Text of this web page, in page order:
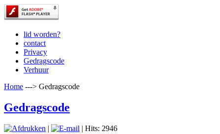
lid worden?
contact
Privacy
Gedragscode
Verhuur
Home ---> Gedragscode
Gedragscode
|
| Hits: 2946